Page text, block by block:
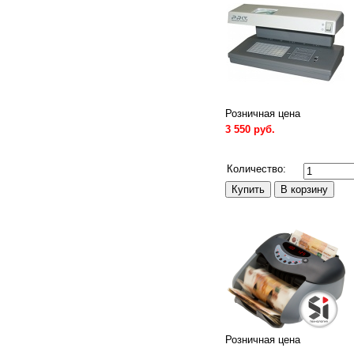
Розничная цена
3 550 руб.
Количество:
Розничная цена